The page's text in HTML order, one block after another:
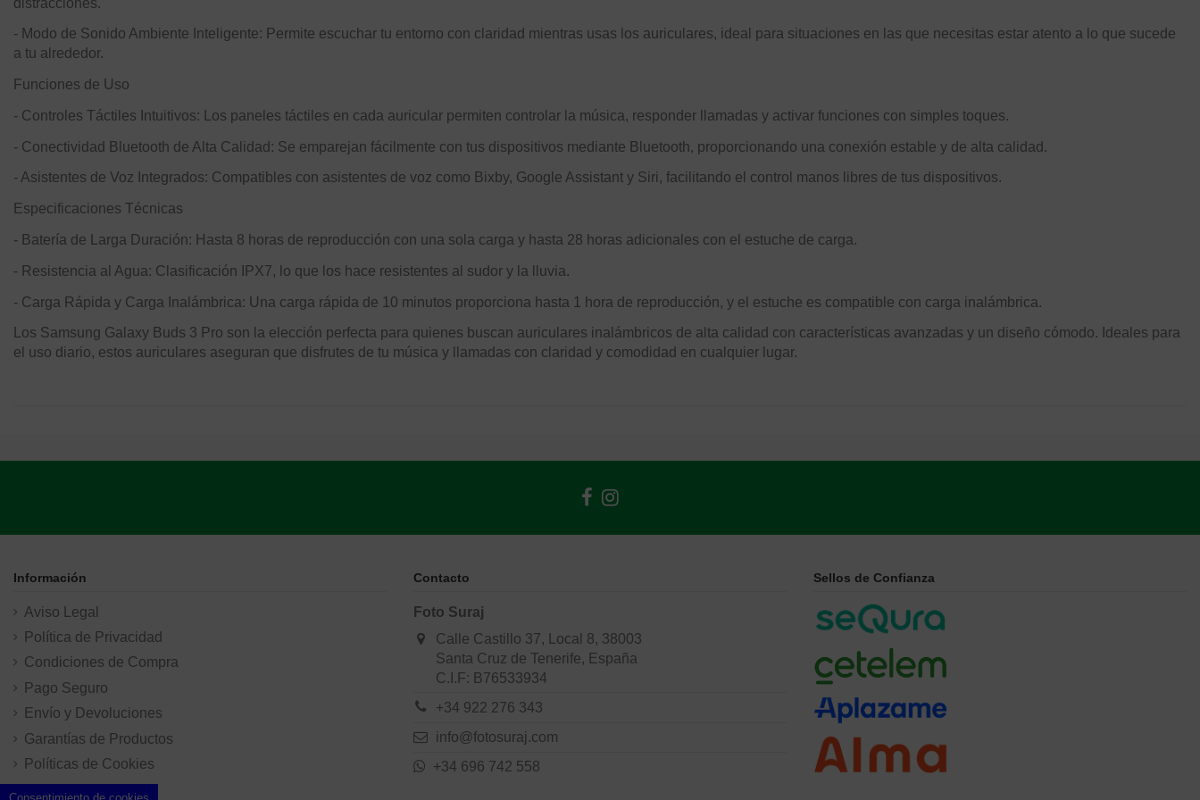
- Modo de Sonido Ambiente Inteligente: Permite escuchar tu entorno con claridad mientras usas los auriculares, ideal para situaciones en las que necesitas estar atento a lo que sucede
a tu alrededor.
Funciones de Uso
- Controles Táctiles Intuitivos: Los paneles táctiles en cada auricular permiten controlar la música, responder llamadas y activar funciones con simples toques.
- Conectividad Bluetooth de Alta Calidad: Se emparejan fácilmente con tus dispositivos mediante Bluetooth, proporcionando una conexión estable y de alta calidad.
- Asistentes de Voz Integrados: Compatibles con asistentes de voz como Bixby, Google Assistant y Siri, facilitando el control manos libres de tus dispositivos.
Especificaciones Técnicas
- Batería de Larga Duración: Hasta 8 horas de reproducción con una sola carga y hasta 28 horas adicionales con el estuche de carga.
- Resistencia al Agua: Clasificación IPX7, lo que los hace resistentes al sudor y la lluvia.
- Carga Rápida y Carga Inalámbrica: Una carga rápida de 10 minutos proporciona hasta 1 hora de reproducción, y el estuche es compatible con carga inalámbrica.
Los Samsung Galaxy Buds 3 Pro son la elección perfecta para quienes buscan auriculares inalámbricos de alta calidad con características avanzadas y un diseño cómodo. Ideales para
el uso diario, estos auriculares aseguran que disfrutes de tu música y llamadas con claridad y comodidad en cualquier lugar.
Información
Aviso Legal
Política de Privacidad
Condiciones de Compra
Pago Seguro
Envío y Devoluciones
Garantías de Productos
Políticas de Cookies
Contacto
Foto Suraj
Calle Castillo 37, Local 8, 38003
Santa Cruz de Tenerife, España
C.I.F: B76533934
+34 922 276 343
info@fotosuraj.com
+34 696 742 558
Sellos de Confianza